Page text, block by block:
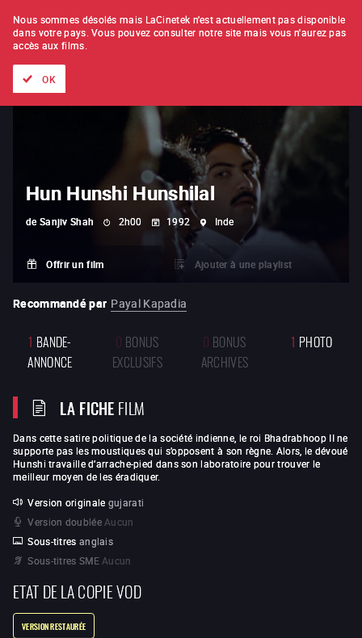
À L'UNITÉ ABONNEMENT
Hun Hunshi Hunshilal
de Sanjiv Shah 2h00 1992 Inde
Offrir un film Ajouter à une playlist
Recommandé par Payal Kapadia
1 BANDE-
ANNONCE
0 BONUS
EXCLUSIFS
0 BONUS
ARCHIVES
1 PHOTO
LA FICHEFILM
Dans cette satire politique de la société indienne, le roi Bhadrabhoop II ne
supporte pas les moustiques qui s’opposent à son règne. Alors, le dévoué
Hunshi travaille d’arrache-pied dans son laboratoire pour trouver le
meilleur moyen de les éradiquer.
Version originale gujarati
Version doublée Aucun
Sous-titres anglais
Sous-titres SME Aucun
ETAT DE LA COPIE VOD
VERSION RESTAURÉE
Nous sommes désolés mais LaCinetek n'est actuellement pas disponible
dans votre pays. Vous pouvez consulter notre site mais vous n'aurez pas
accès aux films.
OK